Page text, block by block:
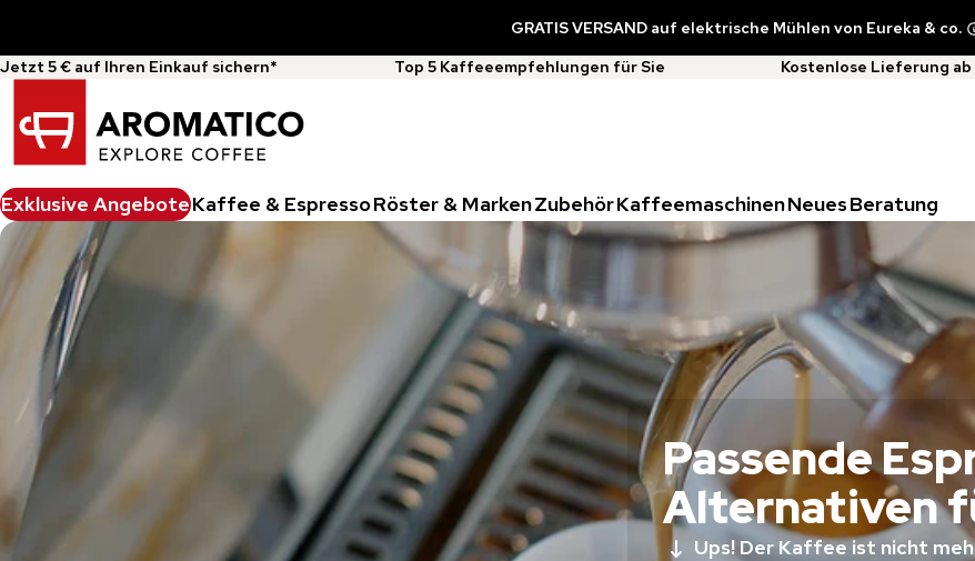
GRATIS VERSAND auf elektrische Mühlen von Eureka & co.
Jetzt 5 € auf Ihren Einkauf sichern*
Top 5 Kaffeeempfehlungen für Sie Kostenlose Lieferung ab
Exklusive AngeboteKaffee & EspressoRöster & MarkenZubehörKaffeemaschinenNeuesBeratung
Passende
Alternativen
Ups! Der Kaffee ist nicht